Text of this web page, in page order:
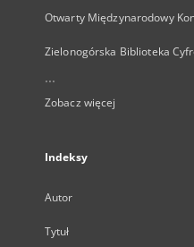
Otwarty Międzynarodowy
Zielonogórska Biblioteka
...
Zobacz więcej
Indeksy
Autor
Tytuł